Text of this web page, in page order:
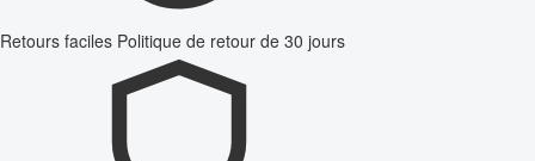
Retours faciles Politique de retour de 30 jours